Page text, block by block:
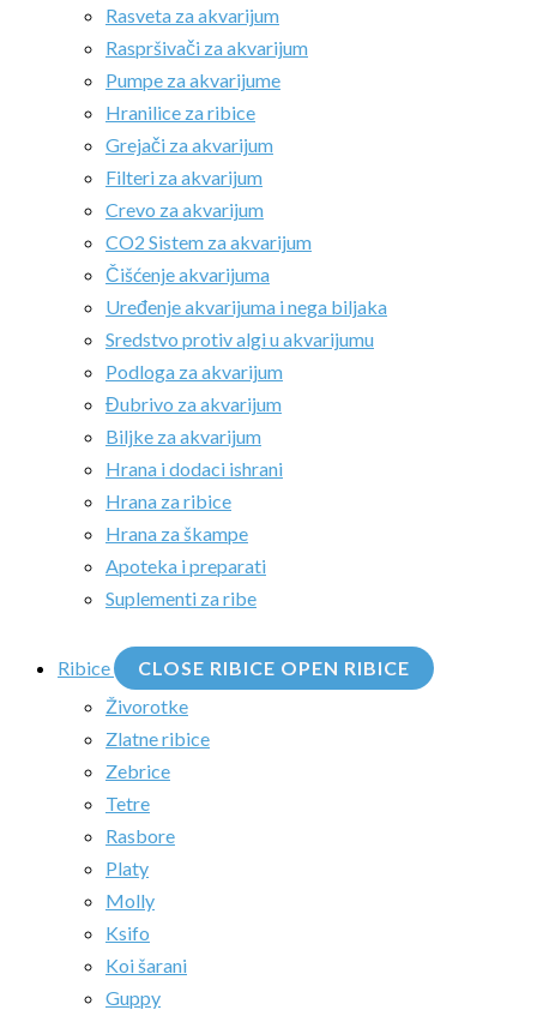
Rasveta za akvarijum
Raspršivači za akvarijum
Pumpe za akvarijume
Hranilice za ribice
Grejači za akvarijum
Filteri za akvarijum
Crevo za akvarijum
CO2 Sistem za akvarijum
Čišćenje akvarijuma
Uređenje akvarijuma i nega biljaka
Sredstvo protiv algi u akvarijumu
Podloga za akvarijum
Đubrivo za akvarijum
Biljke za akvarijum
Hrana i dodaci ishrani
Hrana za ribice
Hrana za škampe
Apoteka i preparati
Suplementi za ribe
Ribice CLOSE RIBICE OPEN RIBICE
Živorotke
Zlatne ribice
Zebrice
Tetre
Rasbore
Platy
Molly
Ksifo
Koi šarani
Guppy